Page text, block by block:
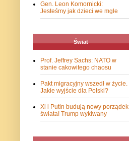
Gen. Leon Komornicki:
Jesteśmy jak dzieci we mgle
Świat
Prof. Jeffrey Sachs: NATO w
stanie cakowitego chaosu
Pakt migracyjny wszedł w życie.
Jakie wyjście dla Polski?
Xi i Putin budują nowy porządek
świata! Trump wykiwany